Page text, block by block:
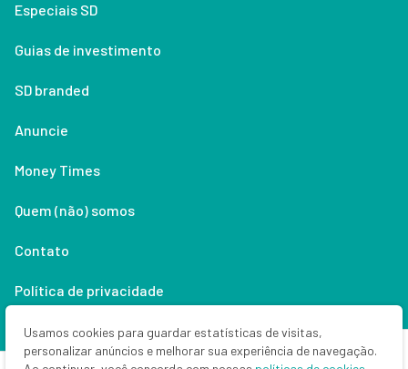
Especiais SD
Guias de investimento
SD branded
Anuncie
Money Times
Quem (não) somos
Contato
Política de privacidade
Lifestyle
Usamos cookies para guardar estatísticas de visitas,
personalizar anúncios e melhorar sua experiência de navegação.